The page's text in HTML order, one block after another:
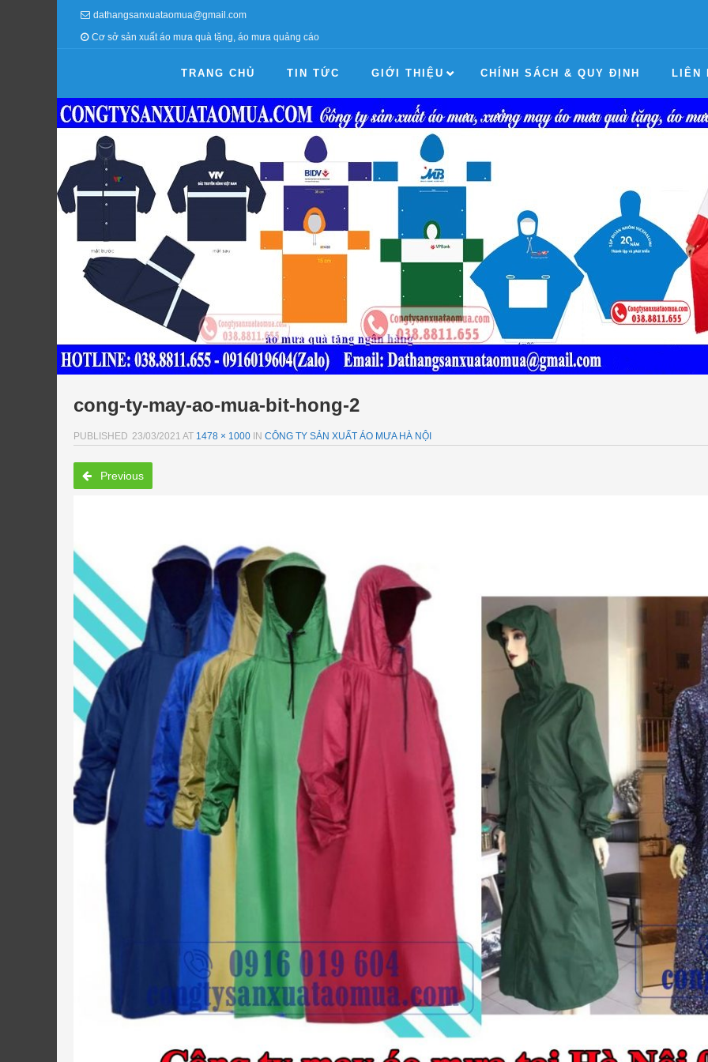
dathangsanxuataomua@gmail.com
Cơ sở sản xuất áo mưa quà tặng, áo mưa quảng cáo
TRANG CHỦ TIN TỨC GIỚI THIỆU CHÍNH SÁCH & QUY ĐỊNH LIÊN
cong-ty-may-ao-mua-bit-hong-2
PUBLISHED 23/03/2021 AT 1478 × 1000 IN CÔNG TY SẢN XUẤT ÁO MƯA HÀ NỘI
Previous